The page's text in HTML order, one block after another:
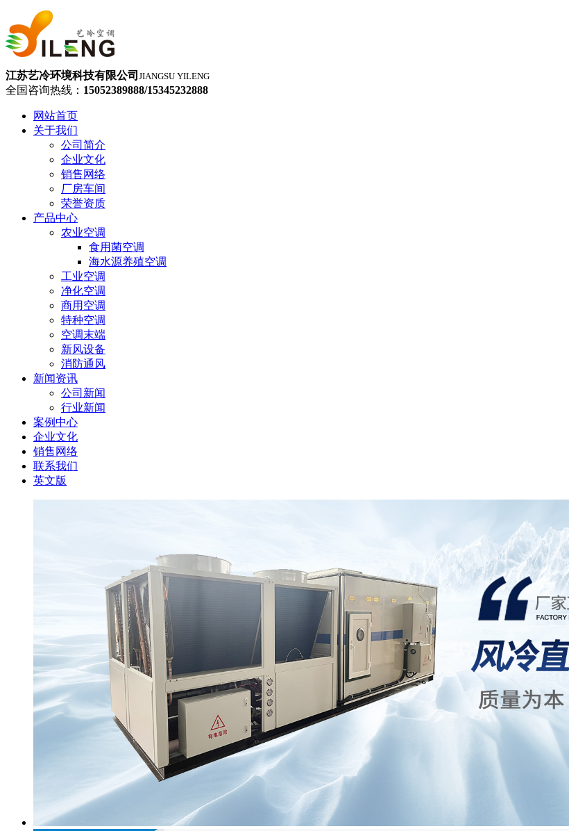
江苏艺冷环境科技有限公司 JIANGSU YILENG
全国咨询热线： 15052389888/15345232888
网站首页
关于我们
公司简介
企业文化
销售网络
厂房车间
荣誉资质
产品中心
农业空调
食用菌空调
海水源养殖空调
工业空调
净化空调
商用空调
特种空调
空调末端
新风设备
消防通风
新闻资讯
公司新闻
行业新闻
案例中心
企业文化
销售网络
联系我们
英文版